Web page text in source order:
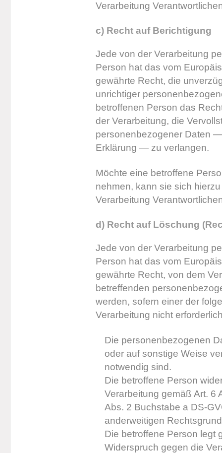
Verarbeitung
c) Recht auf Berichtigung
Jede von der Verarbeitung
Person hat das vom
gewährte Recht, die
unrichtiger
betroffenen Person das
der Verarbeitung, die
personenbezogener Daten
Erklärung — zu verlangen.
Möchte eine betroffene
nehmen, kann sie sich
Verarbeitung
d) Recht auf Löschung
Jede von der Verarbeitung
Person hat das vom
gewährte Recht, von dem
betreffenden
werden, sofern einer der
Verarbeitung nicht
Die personenbezogenen
oder auf sonstige Weise
notwendig sind.
Die betroffene Person
Verarbeitung gemäß Art. 6
Abs. 2 Buchstabe a DS-
anderweitigen
Die betroffene Person legt
Widerspruch gegen die